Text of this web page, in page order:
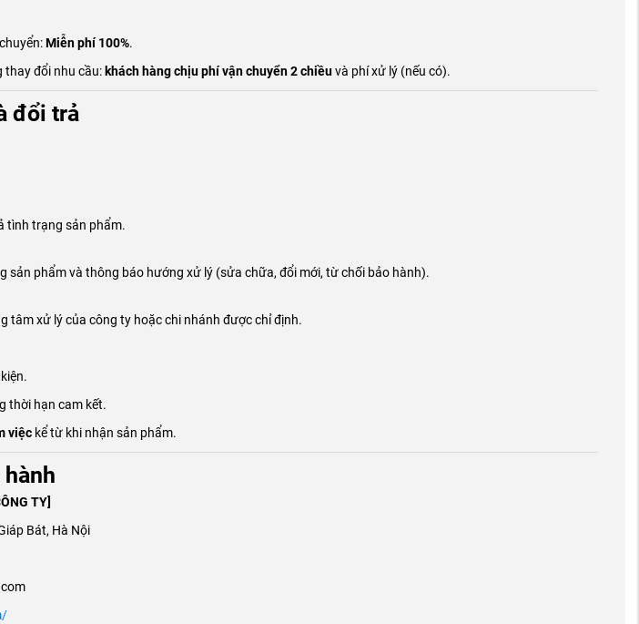
Miễn phí 100%.
thay đổi nhu cầu: khách hàng chịu phí vận chuyển 2 chiềuvà phí xử lý (nếu có).
đổi trả
tình trạng sản phẩm.
sản phẩm và thông báo hướng xử lý (sửa chữa, đổi mới, từ chối bảo hành).
tâm xử lý của công ty hoặc chi nhánh được chỉ định.
thời hạn cam kết.
việc kể từ khi nhận sản phẩm.
TY]
Bát, Hà Nội